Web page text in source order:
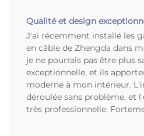
Qualité et design
J'ai récemment installé les
en câble de Zhengda dans
je ne pourrais pas être plus
exceptionnelle, et ils
moderne à mon intérieur.
déroulée sans problème, et
très professionnelle.